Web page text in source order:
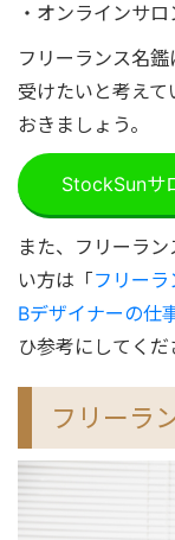
・オンラインサ
フリーランス名
受けたいと考え
おきましょう。
StockSunサ
また、フリーラ
い方は「フリー
Bデザイナーの仕
ひ参考にしてくだ
フリーラ